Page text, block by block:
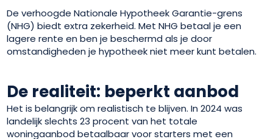
De verhoogde Nationale Hypotheek Garantie-grens
(NHG) biedt extra zekerheid. Met NHG betaal je een
lagere rente en ben je beschermd als je door
omstandigheden je hypotheek niet meer kunt betalen.
De realiteit: beperkt aanbod
Het is belangrijk om realistisch te blijven. In 2024 was
landelijk slechts 23 procent van het totale
woningaanbod betaalbaar voor starters met een